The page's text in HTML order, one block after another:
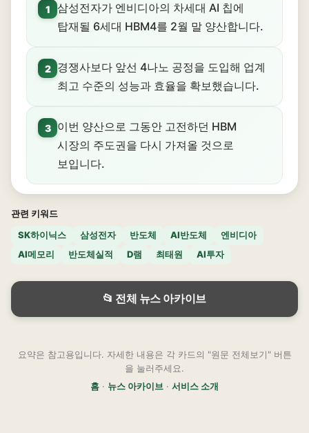
1
삼성전자가 엔비디아의 차세대 AI 칩에
탑재될 6세대 HBM4를 2월 말 양산합니다.
2
경쟁사보다 앞선 4나노 공정을 도입해 업계
최고 수준의 성능과 효율을 확보했습니다.
3
이번 양산으로 그동안 고전하던 HBM
시장의 주도권을 다시 가져올 것으로
보입니다.
관련 키워드
SK하이닉스
삼성전자 반도체 AI반도체
엔비디아
AI메모리
반도체실적 D램 최태원 AI투자
📂 전체 뉴스 아카이브
요약은 참고용입니다. 자세한 내용은 각 카드의 "원문 전체보기" 버튼
을 눌러주세요.
홈 · 뉴스 아카이브 · 서비스 소개